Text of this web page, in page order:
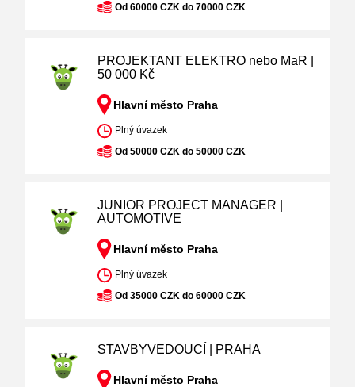
Od 60000 CZK do 70000 CZK
PROJEKTANT ELEKTRO nebo MaR |
50 000 Kč
Hlavní město Praha
Plný úvazek
Od 50000 CZK do 50000 CZK
JUNIOR PROJECT MANAGER |
AUTOMOTIVE
Hlavní město Praha
Plný úvazek
Od 35000 CZK do 60000 CZK
STAVBYVEDOUCÍ | PRAHA
Hlavní město Praha